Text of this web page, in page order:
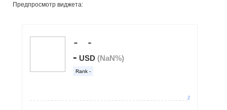
Предпросмотр виджета: